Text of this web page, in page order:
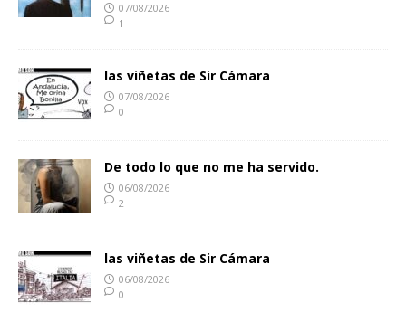
07/08/2026
1
las viñetas de Sir Cámara
07/08/2026
0
De todo lo que no me ha servido.
06/08/2026
2
las viñetas de Sir Cámara
06/08/2026
0